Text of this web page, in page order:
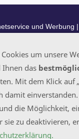
und Werbung
9056800
Werbeportale sind
ort-24.de>https://
>https://www.die-
ist-los-in.de>https://
um unsere
das
Mit dem Klick auf
damit
die Möglichkeit,
sie zu deaktivieren,